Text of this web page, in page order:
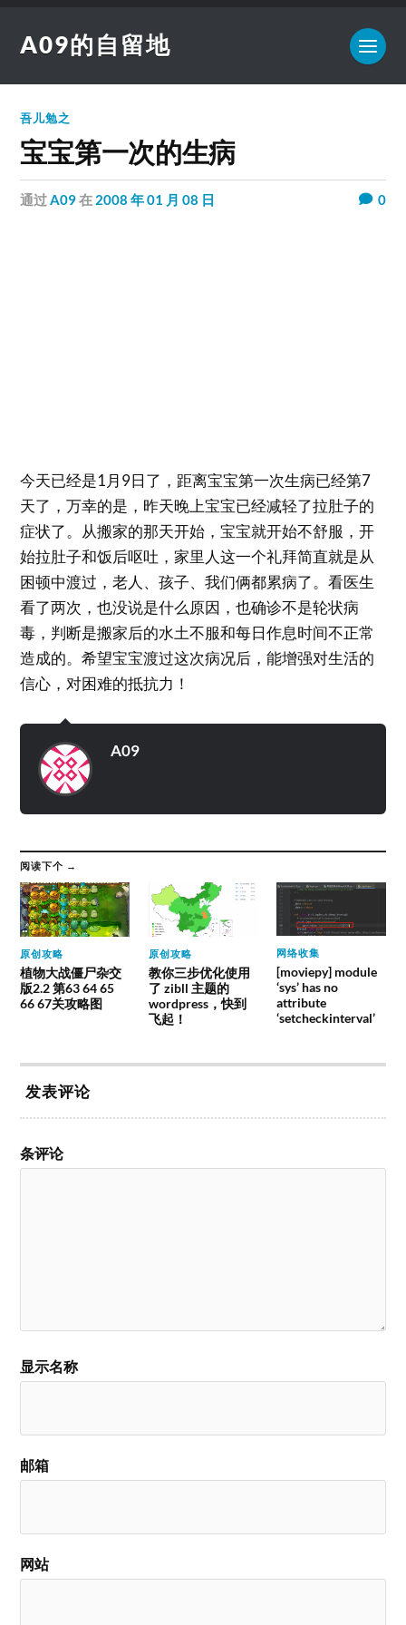
A09的自留地
吾儿勉之
宝宝第一次的生病
通过A09在 2008 年 01 月 08 日 0
今天已经是1月9日了，距离宝宝第一次生病已经第7
天了，万幸的是，昨天晚上宝宝已经减轻了拉肚子的
症状了。从搬家的那天开始，宝宝就开始不舒服，开
始拉肚子和饭后呕吐，家里人这一个礼拜简直就是从
困顿中渡过，老人、孩子、我们俩都累病了。看医生
看了两次，也没说是什么原因，也确诊不是轮状病
毒，判断是搬家后的水土不服和每日作息时间不正常
造成的。希望宝宝渡过这次病况后，能增强对生活的
信心，对困难的抵抗力！
A09
阅读下个 →
原创攻略
植物大战僵尸杂交
版2.2 第63 64 65
66 67关攻略图
原创攻略
教你三步优化使用
了 zibll 主题的
wordpress，快到
飞起！
网络收集
[moviepy] module
‘sys’ has no
attribute
‘setcheckinterval’
发表评论
条评论
显示名称
邮箱
网站